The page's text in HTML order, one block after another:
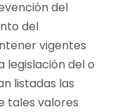
del
del
vigentes
legislación del o
listadas las
tales valores